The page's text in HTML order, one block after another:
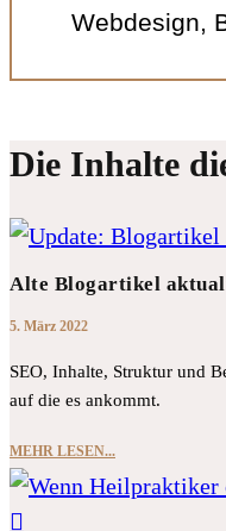
Webdesign,
Die Inhalte
Alte Blogartikel
5. März 2022
SEO, Inhalte, Struktur und
auf die es ankommt.
MEHR LESEN...